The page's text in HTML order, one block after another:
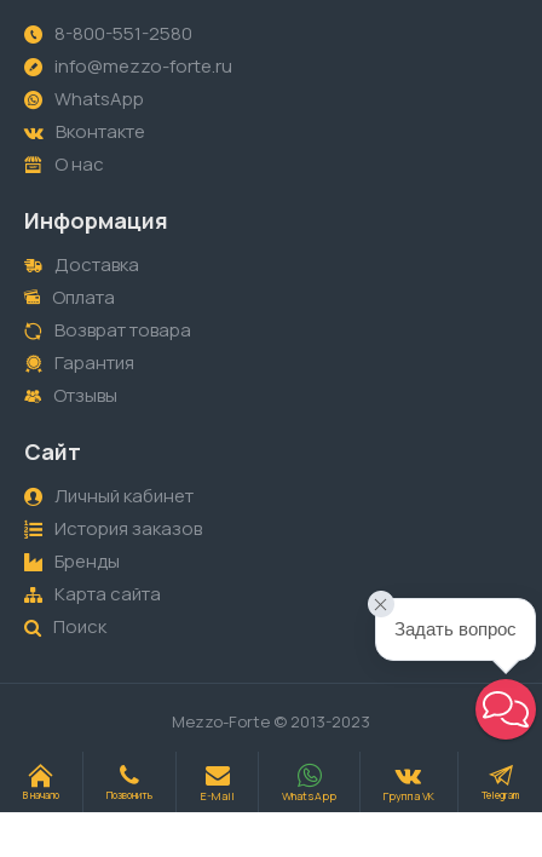
8-800-551-2580
info@mezzo-forte.ru
WhatsApp
Вконтакте
О нас
Информация
Доставка
Оплата
Возврат товара
Гарантия
Отзывы
Сайт
Личный кабинет
История заказов
Бренды
Карта сайта
Поиск
Mezzo-Forte © 2013-2023
В начало Позвонить E-Mail WhatsApp Группа VK Telegram
Задать вопрос